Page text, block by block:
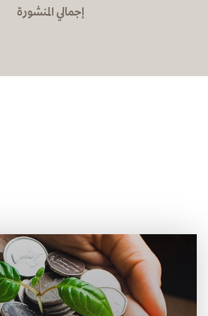
إجمالي المنشورة